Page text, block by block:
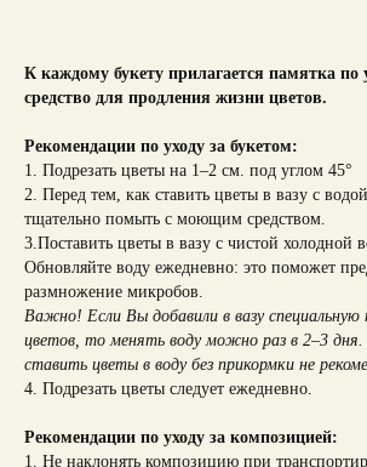
К каждому букету прилагается памятка по
средство для продления жизни цветов.
Рекомендации по уходу за букетом:
1. Подрезать цветы на 1–2 см. под углом 45°
2. Перед тем, как ставить цветы в вазу с
тщательно помыть с моющим средством.
3.Поставить цветы в вазу с чистой холодной
Обновляйте воду ежедневно: это поможет
размножение микробов.
Важно! Если Вы добавили в вазу специальную
цветов, то менять воду можно раз в 2–3
ставить цветы в воду без прикормки не
4. Подрезать цветы следует ежедневно.
Рекомендации по уходу за композицией:
1. Не наклонять композицию при